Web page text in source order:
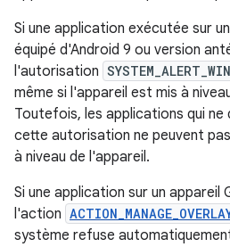
Si une application exécutée sur
équipé d'Android 9 ou version
l'autorisation
même si l'appareil est mis à
Toutefois, les applications qui ne
cette autorisation ne peuvent
à niveau de l'appareil.
Si une application sur un appareil
l'action
système refuse